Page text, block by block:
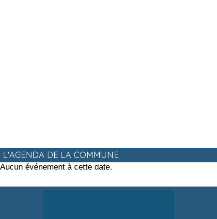
L'AGENDA DE LA COMMUNE
Aucun événement à cette date.